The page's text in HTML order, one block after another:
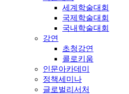
세계학술대회
국제학술대회
국내학술대회
강연
초청강연
콜로키움
인문아카데미
정책세미나
글로벌리서처